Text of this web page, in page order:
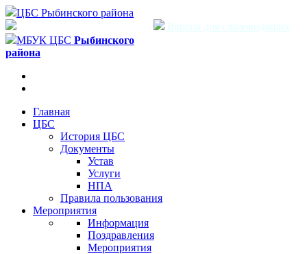
ЦБС Рыбинского района
Версия для слабовидящих
МБУК ЦБС Рыбинского
района
Главная
ЦБС
История ЦБС
Документы
Устав
Услуги
НПА
Правила пользования
Мероприятия
Информация
Поздравления
Мероприятия